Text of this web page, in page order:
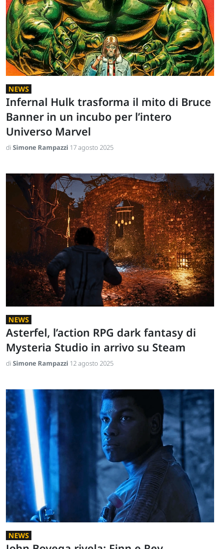
NEWS
Infernal Hulk trasforma il mito di Bruce
Banner in un incubo per l’intero
Universo Marvel
di Simone Rampazzi 17 agosto 2025
NEWS
Asterfel, l’action RPG dark fantasy di
Mysteria Studio in arrivo su Steam
di Simone Rampazzi 12 agosto 2025
NEWS